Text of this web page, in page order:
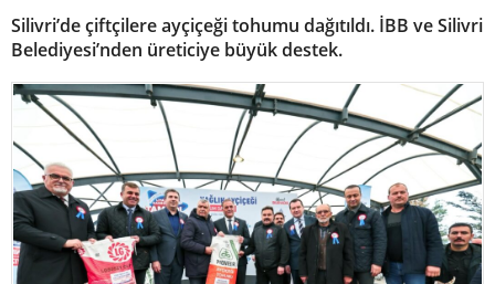
Silivri’de çiftçilere ayçiçeği tohumu dağıtıldı. İBB ve Silivri
Belediyesi’nden üreticiye büyük destek.